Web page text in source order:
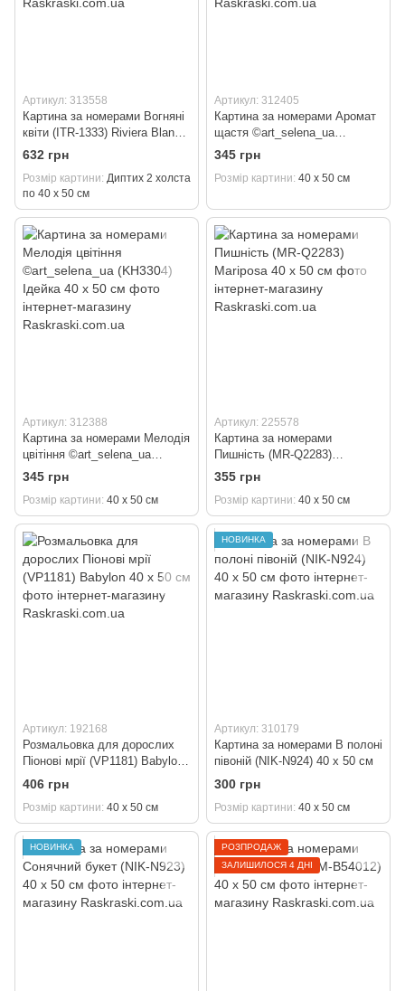
Артикул: 313558
Картина за номерами Вогняні
квіти (ITR-1333) Riviera Blanca
(Без коробки) Диптих 2 холста
по 40 х 50 см
632 грн
Розмір картини Диптих 2 холста
по 40 х 50 см
Артикул: 312405
Картина за номерами Аромат
щастя ©art_selena_ua
(KH6883) Ідейка 40 х 50 см
345 грн
Розмір картини 40 х 50 см
Артикул: 312388
Картина за номерами Мелодія
цвітіння ©art_selena_ua
(KH3304) Ідейка 40 х 50 см
345 грн
Розмір картини 40 х 50 см
Артикул: 225578
Картина за номерами
Пишність (MR-Q2283)
Mariposa 40 х 50 см
355 грн
Розмір картини 40 х 50 см
Артикул: 192168
Розмальовка для дорослих
Піонові мрії (VP1181) Babylon
40 х 50 см
406 грн
Розмір картини 40 х 50 см
НОВИНКА
Артикул: 310179
Картина за номерами В полоні
півоній (NIK-N924) 40 х 50 см
300 грн
Розмір картини 40 х 50 см
НОВИНКА
РОЗПРОДАЖ
ЗАЛИШИЛОСЯ 4 ДНІ